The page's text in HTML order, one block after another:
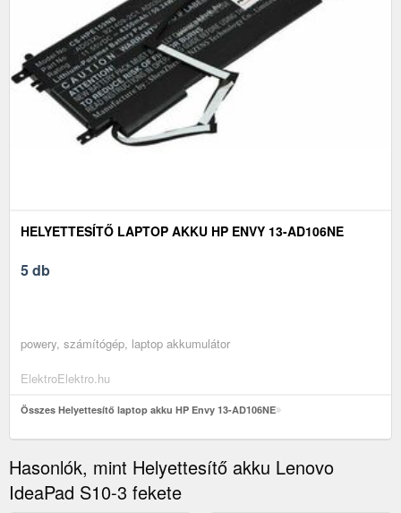
HELYETTESÍTŐ LAPTOP AKKU HP ENVY 13-AD106NE
5 db
powery, számítógép, laptop akkumulátor
ElektroElektro.hu
Összes Helyettesítő laptop akku HP Envy 13-AD106NE
Hasonlók, mint Helyettesítő akku Lenovo
IdeaPad S10-3 fekete